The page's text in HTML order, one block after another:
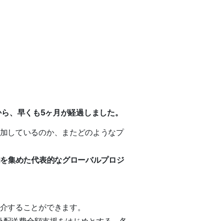
、早くも5ヶ月が経過しました。
しているのか、またどのようなプ
集めた代表的なグローバルプロジ
することができます。